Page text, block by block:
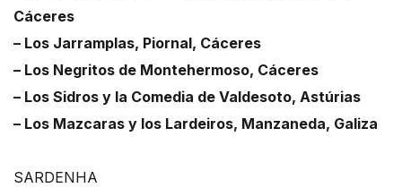
Cáceres
– Los Jarramplas, Piornal, Cáceres
– Los Negritos de Montehermoso, Cáceres
– Los Sidros y la Comedia de Valdesoto, Astúrias
– Los Mazcaras y los Lardeiros, Manzaneda, Galiza
SARDENHA